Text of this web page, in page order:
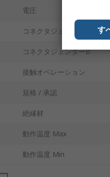
電圧
コネクタジェンダーA
コネクタジェンダーB
接触オペレーション
規格 / 承認
絶縁材
動作温度 Max
動作温度 Min
す